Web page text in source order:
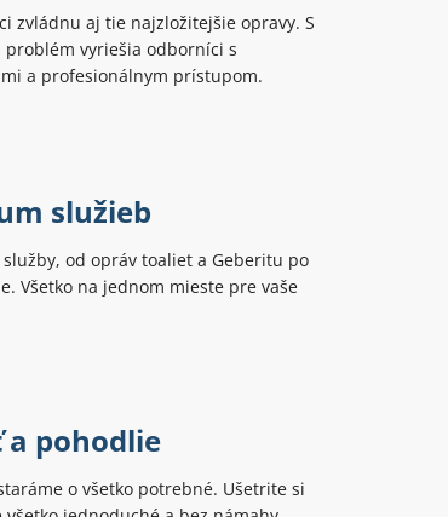
zvládnu aj tie najzložitejšie opravy. S
vyriešia odborníci s
a profesionálnym prístupom.
služieb
od opráv toaliet a Geberitu po
Všetko na jednom mieste pre vaše
a pohodlie
o všetko potrebné. Ušetrite si